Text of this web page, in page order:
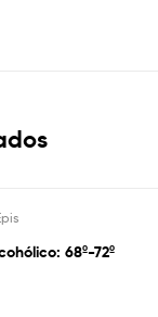
68º-72º